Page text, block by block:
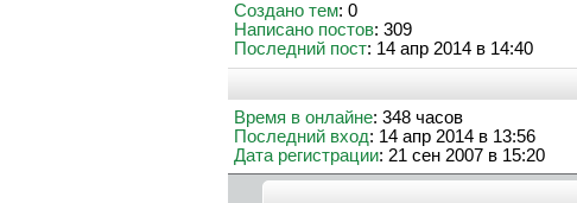
Создано тем: 0
Написано постов: 309
Последний пост: 14 апр 2014 в 14:40
Время в онлайне: 348 часов
Последний вход: 14 апр 2014 в 13:56
Дата регистрации: 21 сен 2007 в 15:20